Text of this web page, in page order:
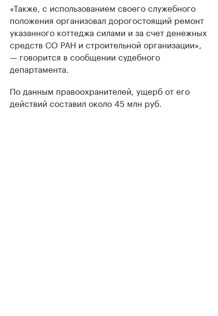
«Также, с использованием своего служебного
положения организовал дорогостоящий ремонт
указанного коттеджа силами и за счет денежных
средств СО РАН и строительной организации»,
— говорится в сообщении судебного
департамента.
По данным правоохранителей, ущерб от его
действий составил около 45 млн руб.